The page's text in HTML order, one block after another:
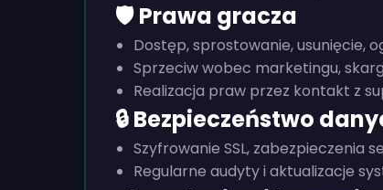
🛡️ Prawa gracza
Dostęp, sprostowanie, usunięcie,
Sprzeciw wobec marketingu,
Realizacja praw przez kontakt z
🔒 Bezpieczeństwo
Szyfrowanie SSL, zabezpieczenia
Regularne audyty i aktualizacje